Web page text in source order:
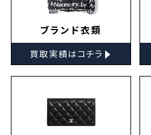
ブランド衣類
買取実績はコチラ ▸